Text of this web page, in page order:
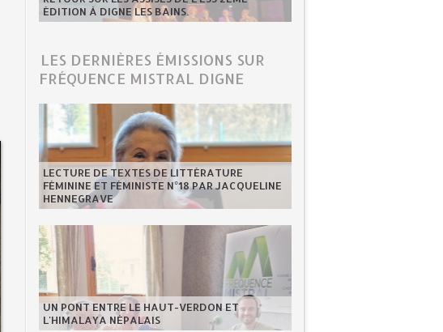
ÉDITION À DIGNE LES BAINS.
LES DERNIÈRES ÉMISSIONS SUR
FRÉQUENCE MISTRAL DIGNE
LECTURE DE TEXTES DE LITTÉRATURE
FÉMININE ET FÉMINISTE N°18 PAR JACQUELINE
HENNEGRAVE
UN PONT ENTRE LE HAUT-VERDON ET
L'HIMALAYA NÉPALAIS